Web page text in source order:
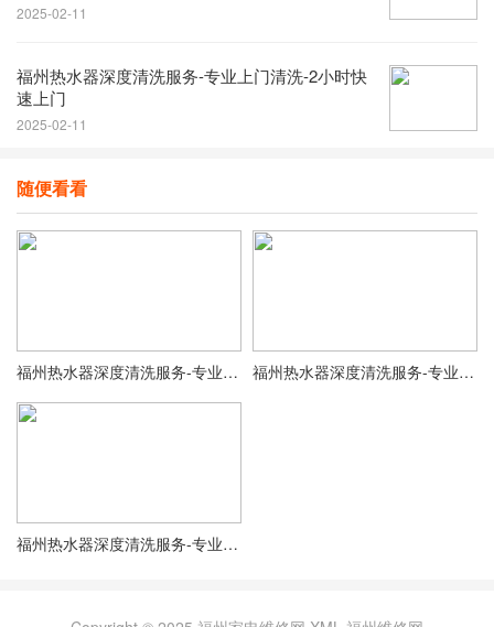
2025-02-11
福州热水器深度清洗服务-专业上门清洗-2小时快
速上门
2025-02-11
随便看看
福州热水器深度清洗服务-专业上门清洗-2小时快速上门 福州热水器深度清洗服务-专业上门清洗-2小时快速上门
福州热水器深度清洗服务-专业上门清洗-2小时快速上门